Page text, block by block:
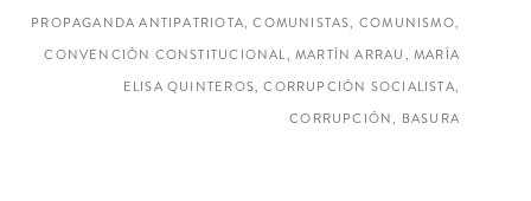
PROPAGANDA ANTIPATRIOTA, COMUNISTAS, COMUNISMO,
CONVENCIÓN CONSTITUCIONAL, MARTÍN ARRAU, MARÍA
ELISA QUINTEROS, CORRUPCIÓN SOCIALISTA,
CORRUPCIÓN, BASURA